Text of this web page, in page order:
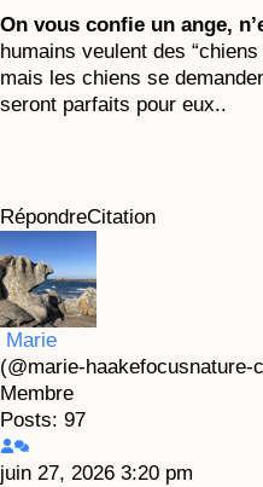
On vous confie un ange,
humains veulent des
mais les chiens se
seront parfaits pour eux..
RépondreCitation
Marie
(@marie-haakefocusnature-
Membre
Posts: 97
juin 27, 2026 3:20 pm